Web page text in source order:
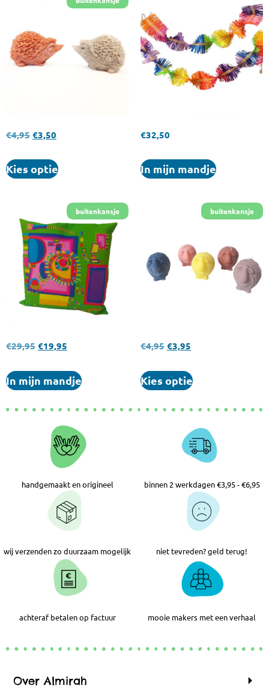
€4,95 €3,50
Kies optie
€32,50
In mijn mandje
€29,95 €19,95
In mijn mandje
€4,95 €3,95
Kies optie
handgemaakt en origineel binnen 2 werkdagen €3,95 - €6,95
wij verzenden zo duurzaam mogelijk niet tevreden? geld terug!
achteraf betalen op factuur mooie makers met een verhaal
Over Almirah